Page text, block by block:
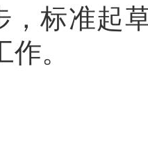
，标准起
。